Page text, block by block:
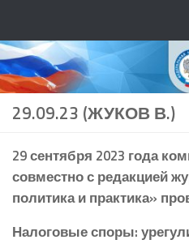
29.09.23 (ЖУКОВ В.)
29 сентября 2023 года
совместно с редакцией
политика и практика»
Налоговые споры: